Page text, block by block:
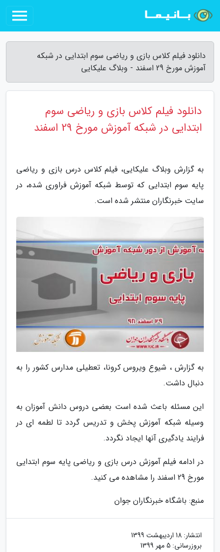
دانلود فیلم کلاس بازی و ریاضی سوم ابتدایی در شبکه
آموزش مورخ 29 اسفند - وبلاگ علیکایی
دانلود فیلم کلاس بازی و ریاضی سوم
ابتدایی در شبکه آموزش مورخ 29 اسفند
به گزارش وبلاگ علیکایی، فیلم کلاس درس بازی و ریاضی
پایه سوم ابتدایی که توسط شبکه آموزش فراوری شده، در
سایت خبرنگاران منتشر شده است.
به گزارش ، شیوع ویروس کرونا، تعطیلی مدارس کشور را به
دنبال داشت.
این مسئله باعث شده است بعضی دروس دانش آموزان به
وسیله شبکه آموزش پخش و تدریس گردد تا لطمه ای در
فرایند یادگیری آنها ایجاد نگردد.
در ادامه فیلم آموزش درس بازی و ریاضی پایه سوم ابتدایی
مورخ 29 اسفند را مشاهده می کنید.
منبع: باشگاه خبرنگاران جوان
انتشار: 18 اردیبهشت 1399
بروزرسانی: 5 مهر 1399